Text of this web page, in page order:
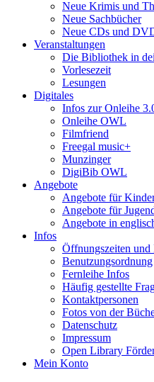
Neue Krimis und
Neue Sachbücher
Neue CDs und
Veranstaltungen
Die Bibliothek in
Vorlesezeit
Lesungen
Digitales
Infos zur Onleihe
Onleihe OWL
Filmfriend
Freegal music+
Munzinger
DigiBib OWL
Angebote
Angebote für
Angebote für
Angebote in
Infos
Öffnungszeiten
Benutzungsordnung
Fernleihe Infos
Häufig gestellte
Kontaktpersonen
Fotos von der
Datenschutz
Impressum
Open Library
Mein Konto